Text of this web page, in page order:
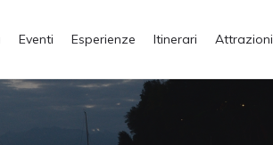
Eventi Esperienze Itinerari Attrazioni